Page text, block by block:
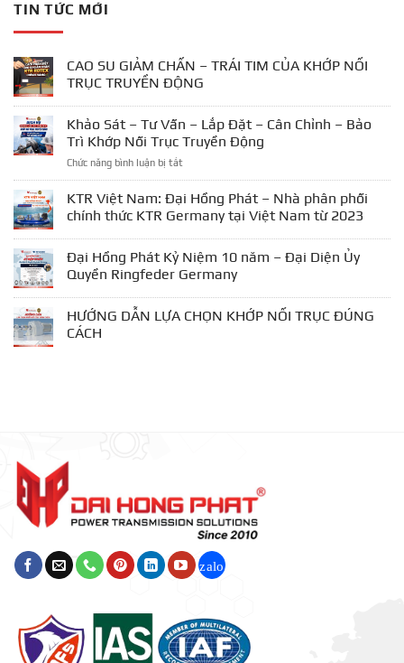
TIN TỨC MỚI
CAO SU GIẢM CHẤN – TRÁI TIM CỦA KHỚP NỐI
TRỤC TRUYỀN ĐỘNG
Khảo Sát – Tư Vấn – Lắp Đặt – Cân Chỉnh – Bảo
Trì Khớp Nối Trục Truyền Động
Chức năng bình luận bị tắtở
Sát
Tư
Vấn
–
Lắp
–
Cân
KTR Việt Nam: Đại Hồng Phát – Nhà phân phối
chính thức KTR Germany tại Việt Nam từ 2023
Đại Hồng Phát Kỷ Niệm 10 năm – Đại Diện Ủy
Quyền Ringfeder Germany
HƯỚNG DẪN LỰA CHỌN KHỚP NỐI TRỤC ĐÚNG
CÁCH